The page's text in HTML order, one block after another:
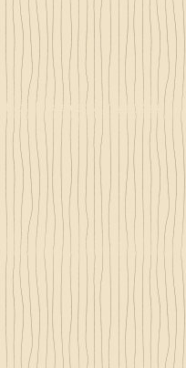
Proudly created with Wix.com